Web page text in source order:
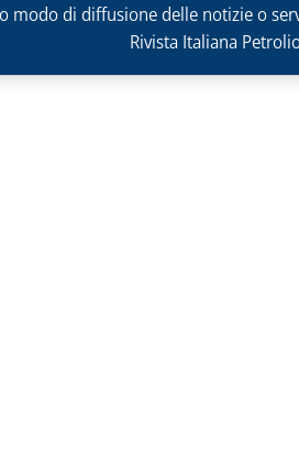
modo di diffusione delle notizie o
Rivista Italiana